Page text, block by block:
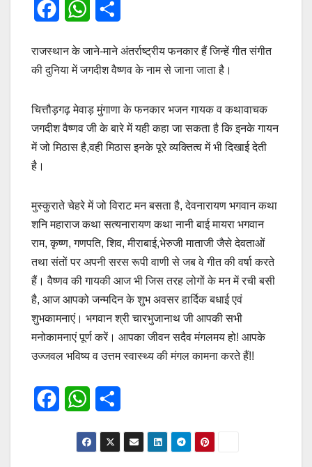
c
b
o
W
a
s
A
e
राजस्थान के जाने-माने अंतर्राष्ट्रीय फनकार हैं जिन्हें गीत संगीत
की दुनिया में जगदीश वैष्णव के नाम से जाना जाता है।
चित्तौड़गढ़ मेवाड़ मुंगाणा के फनकार भजन गायक व कथावाचक
जगदीश वैष्णव जी के बारे में यही कहा जा सकता है कि इनके गायन
में जो मिठास है,वही मिठास इनके पूरे व्यक्तित्व में भी दिखाई देती
है।
मुस्कुराते चेहरे में जो विराट मन बसता है, देवनारायण भगवान कथा
शनि महाराज कथा सत्यनारायण कथा नानी बाई मायरा भगवान
राम, कृष्ण, गणपति, शिव, मीराबाई,भेरुजी माताजी जैसे देवताओं
तथा संतों पर अपनी सरस रूपी वाणी से जब वे गीत की वर्षा करते
हैं। वैष्णव की गायकी आज भी जिस तरह लोगों के मन में रची बसी
है, आज आपको जन्मदिन के शुभ अवसर हार्दिक बधाई एवं
शुभकामनाएं। भगवान श्री चारभुजानाथ जी आपकी सभी
मनोकामनाएं पूर्ण करें। आपका जीवन सदैव मंगलमय हो! आपके
उज्जवल भविष्य व उत्तम स्वास्थ्य की मंगल कामना करते हैं!!
W
a a